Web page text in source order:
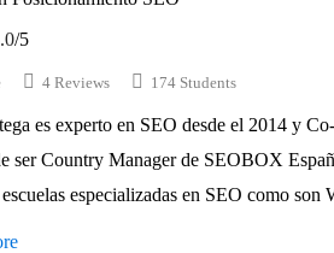
/5
4 Reviews 174 Students
es experto en SEO desde el 2014 y
ser Country Manager de SEOBOX
especializadas en SEO como